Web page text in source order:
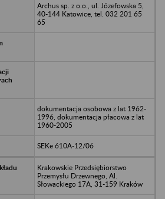
Archus sp. z o.o., ul. Józefowska 5,
40-144 Katowice, tel. 032 201 65
65
dokumentacja osobowa z lat 1962-
1996, dokumentacja płacowa z lat
1960-2005
SEKe 610A-12/06
Krakowskie Przedsiębiorstwo
Przemysłu Drzewnego, Al.
Słowackiego 17A, 31-159 Kraków